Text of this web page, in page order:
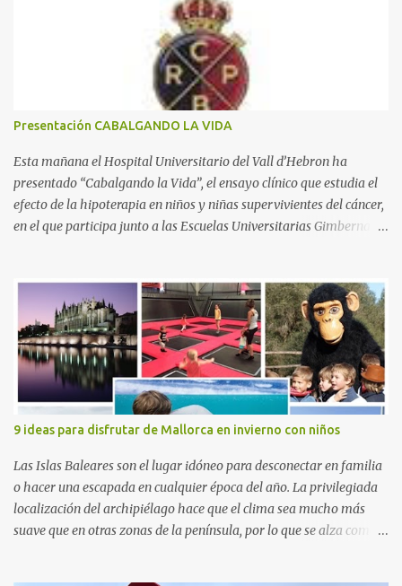
s
Presentación CABALGANDO LA VIDA
Esta mañana el Hospital Universitario del Vall d’Hebron ha
presentado “Cabalgando la Vida”, el ensayo clínico que estudia el
efecto de la hipoterapia en niños y niñas supervivientes del cáncer,
en el que participa junto a las Escuelas Universitarias Gimbernat,
presencia de Emilio Zegrí, presidente de la Fundación RCPB; la Dra.
Anna Llort, adjunta del Servicio de Oncología Pediátrica del
Hospital Vall d’Hebron e investigadora del grupo de Investigación
Traslacional en Cáncer en la Infancia y la Adolescencia del Vall
d’Hebron Instituto de Investigación (VHIR); Anna Saló, psicóloga
del Servicio de Oncología Pediátrica del Vall d’Hebron y del grupo
de Investigación Traslacional en Cáncer en la Infancia y la
Adolescencia del VHIR y Teresa Xipell, fisioterapeuta y directora de
hipoterapia en la Fundación Federica Cerdá. Imágenes cortesía de
asesoría de ...
9 ideas para disfrutar de Mallorca en invierno con niños
Las Islas Baleares son el lugar idóneo para desconectar en familia
o hacer una escapada en cualquier época del año. La privilegiada
localización del archipiélago hace que el clima sea mucho más
suave que en otras zonas de la península, por lo que se alza como